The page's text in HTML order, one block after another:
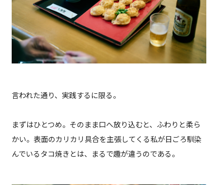
言われた通り、実践するに限る。
まずはひとつめ。そのまま口へ放り込むと、ふわりと柔ら
かい。表面のカリカリ具合を主張してくる私が日ごろ馴染
んでいるタコ焼きとは、まるで趣が違うのである。